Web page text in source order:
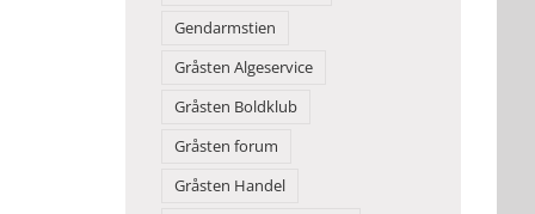
Gendarmstien
Gråsten Algeservice
Gråsten Boldklub
Gråsten forum
Gråsten Handel